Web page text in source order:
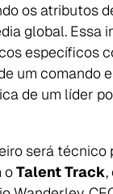
os atributos
global.
específicos
um comando
de um líder
será
oTalent Track,